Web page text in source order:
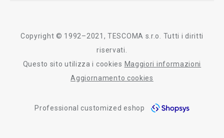
Tescoma nel mondo
informativa whistleblowing
Copyright © 1992–2021, TESCOMA s.r.o. Tutti i diritti
riservati.
Questo sito utilizza i cookies Maggiori informazioni
Aggiornamento cookies
Professional customized eshop